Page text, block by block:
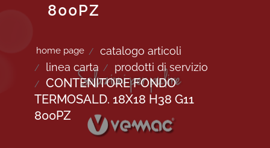
800PZ
home page
catalogo articoli
linea carta
prodotti di servizio
CONTENITORE FONDO
TERMOSALD. 18X18 H38 G11
800PZ